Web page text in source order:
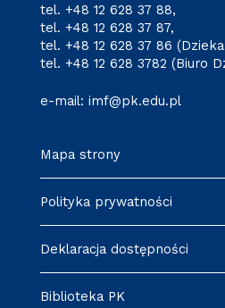
tel. +48 12 628 37 88,
tel. +48 12 628 37 87,
tel. +48 12 628 37 86
tel. +48 12 628 3782 (Biuro
e-mail: imf@pk.edu.pl
Mapa strony
Polityka prywatności
Deklaracja dostępności
Biblioteka PK